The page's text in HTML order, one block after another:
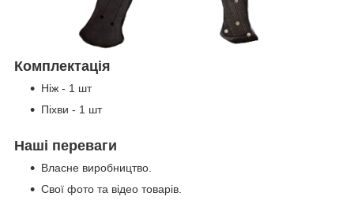
Комплектація
Ніж - 1 шт
Піхви - 1 шт
Наші переваги
Власне виробництво.
Свої фото та відео товарів.